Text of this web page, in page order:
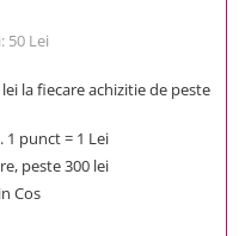
50 Lei
la fiecare achizitie de peste
punct = 1 Lei
peste 300 lei
Cos